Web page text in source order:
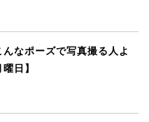
んなポーズで写真撮る人よ
日】